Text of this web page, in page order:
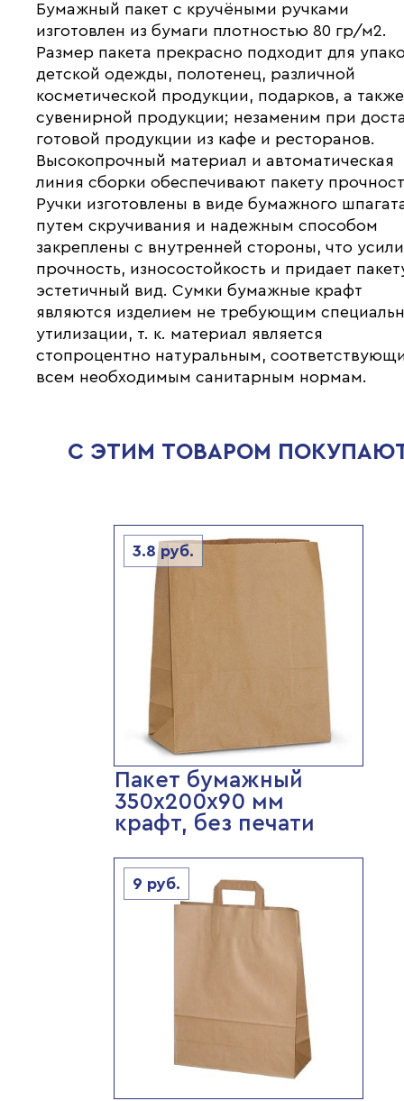
Бумажный пакет с кручёными ручками
изготовлен из бумаги плотностью 80 гр/м2.
Размер пакета прекрасно подходит для
детской одежды, полотенец, различной
косметической продукции, подарков, а также
сувенирной продукции; незаменим при
готовой продукции из кафе и ресторанов.
Высокопрочный материал и автоматическая
линия сборки обеспечивают пакету
Ручки изготовлены в виде бумажного
путем скручивания и надежным способом
закреплены с внутренней стороны, что
прочность, износостойкость и придает
эстетичный вид. Сумки бумажные крафт
являются изделием не требующим
утилизации, т. к. материал является
стопроцентно натуральным,
всем необходимым санитарным нормам.
С ЭТИМ ТОВАРОМ
3.8руб.
Пакет бумажный
350х200х90 мм
крафт, без печати
9 руб.